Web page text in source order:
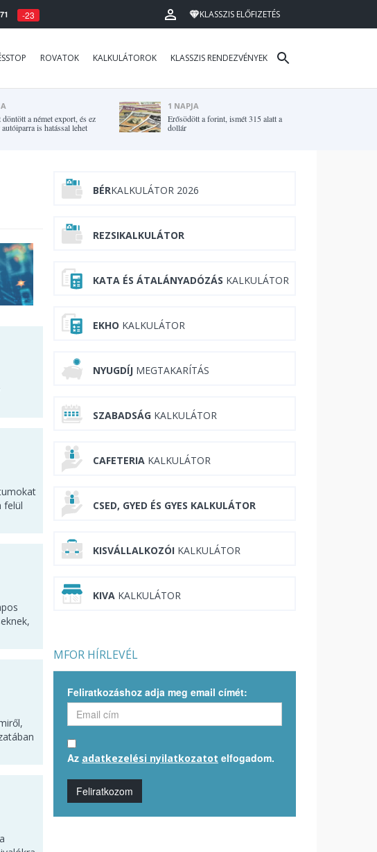
-23 KLASSZIS ELŐFIZETÉS
ROVATOK KALKULÁTOROK KLASSZIS RENDEZVÉNYEK
a német export, és ez
is hatással lehet
1 NAPJA
Erősödött a forint, ismét 315 alatt a
dollár
felül
BÉRKALKULÁTOR 2026
REZSIKALKULÁTOR
KATA ÉS ÁTALÁNYADÓZÁS KALKULÁTOR
EKHO KALKULÁTOR
NYUGDÍJ MEGTAKARÍTÁS
SZABADSÁG KALKULÁTOR
CAFETERIA KALKULÁTOR
CSED, GYED ÉS GYES KALKULÁTOR
KISVÁLLALKOZÓI KALKULÁTOR
KIVA KALKULÁTOR
MFOR HÍRLEVÉL
Feliratkozáshoz adja meg email címét:
Az adatkezelési nyilatkozatot elfogadom.
Feliratkozom